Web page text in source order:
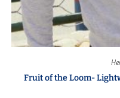
Fruit of the Loom-